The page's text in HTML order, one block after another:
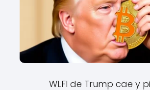
WLFI de Trump cae y